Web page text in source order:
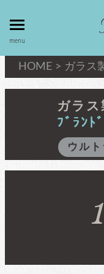
toggle
menu
menu
my page
マイページ
privacy
policy
個人情報取
扱
HOME > ガラス
ガラス
ﾌﾞﾗﾝﾄ
ウル